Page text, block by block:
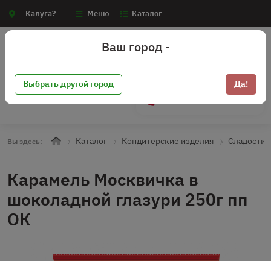
Калуга? Меню Каталог
Вы здесь: Каталог Кондитерские изделия Сладости
Карамель Москвичка в
шоколадной глазури 250г пп
ОК
Ваш город -
Выбрать другой город Да!